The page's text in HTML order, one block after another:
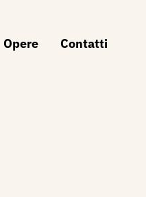
Opere Contatti